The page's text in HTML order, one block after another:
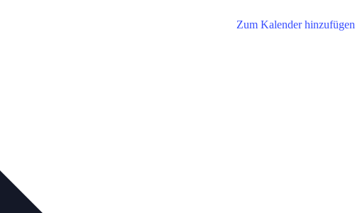
Zum Kalender hinzufügen